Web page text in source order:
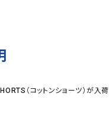
（コットンショーツ）が入荷